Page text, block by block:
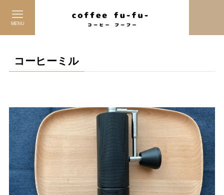
MENU
コーヒーミル